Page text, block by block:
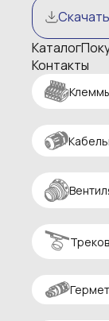
Каталог
Контакты